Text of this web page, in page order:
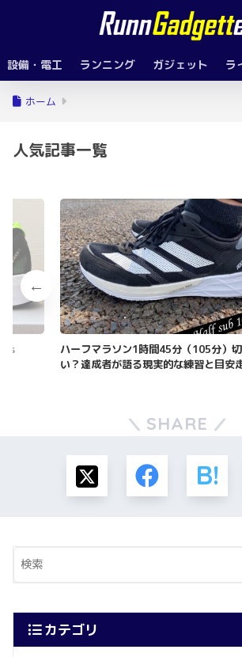
設備・電工 ランニング ガジェット ラ
ホーム
人気記事一覧
ハーフマラソン1時間45分（105分）
い？達成者が語る現実的な練習と目安
SHARE
カテゴリ